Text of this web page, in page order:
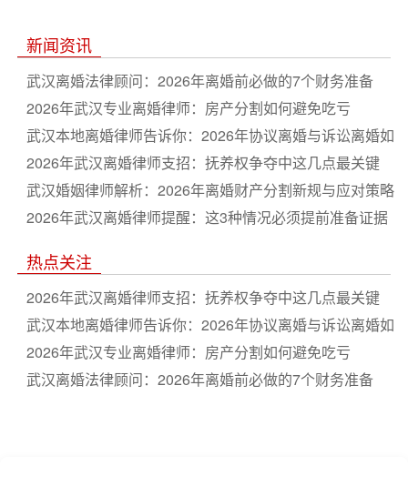
新闻资讯
武汉离婚法律顾问：2026年离婚前必做的7个财务准备
2026年武汉专业离婚律师：房产分割如何避免吃亏
武汉本地离婚律师告诉你：2026年协议离婚与诉讼离婚如
何选
2026年武汉离婚律师支招：抚养权争夺中这几点最关键
武汉婚姻律师解析：2026年离婚财产分割新规与应对策略
2026年武汉离婚律师提醒：这3种情况必须提前准备证据
热点关注
2026年武汉离婚律师支招：抚养权争夺中这几点最关键
武汉本地离婚律师告诉你：2026年协议离婚与诉讼离婚如
何选
2026年武汉专业离婚律师：房产分割如何避免吃亏
武汉离婚法律顾问：2026年离婚前必做的7个财务准备